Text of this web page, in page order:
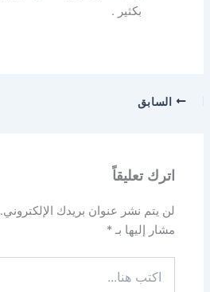
بكثير .
السابق
اترك تعليقاً
لن يتم نشر عنوان بريدك الإلكتروني.
مشار إليها بـ*
هنا...